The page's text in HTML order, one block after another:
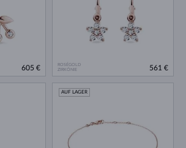
605 €
ROSÉGOLD
ZIRKÓNIE
561 €
AUF LAGER